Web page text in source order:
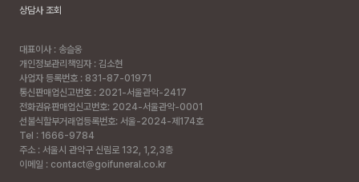
상담사 조회
대표이사 : 송슬옹
개인정보관리책임자 : 김소현
사업자 등록번호 : 831-87-01971
통신판매업신고번호 : 2021-서울관악-2417
전화권유판매업신고번호: 2024-서울관악-0001
선불식할부거래업등록번호: 서울-2024-제174호
Tel : 1666-9784
주소 : 서울시 관악구 신림로 132, 1,2,3층
이메일 : contact@goifuneral.co.kr